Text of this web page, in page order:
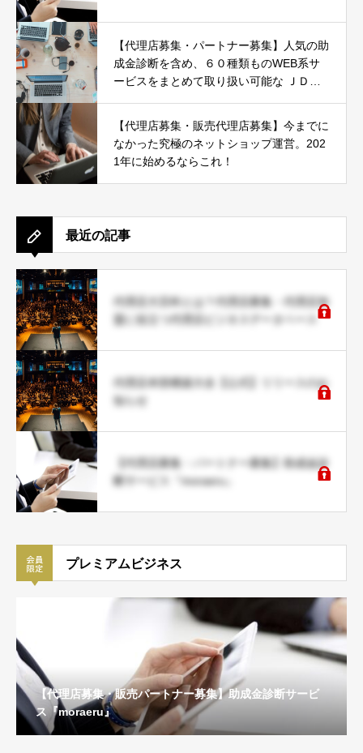
【代理店募集・パートナー募集】人気の助
成金診断を含め、６０種類ものWEB系サ
ービスをまとめて取り扱い可能な ＪＤネ
【代理店募集・販売代理店募集】今までに
なかった究極のネットショップ運営。202
1年に始めるならこれ！
最近の記事
代理店大百科とは？代理店募集・代理店加
盟に役立つ代理店ビジネスデータベース
代理店本部構築大全【公式】リリースのお
知らせ
【代理店募集・パートナー募集】助成金診
断サービス『moraeru』
プレミアムビジネス
【代理店募集・販売パートナー募集】助成金診断サービ
ス『moraeru』